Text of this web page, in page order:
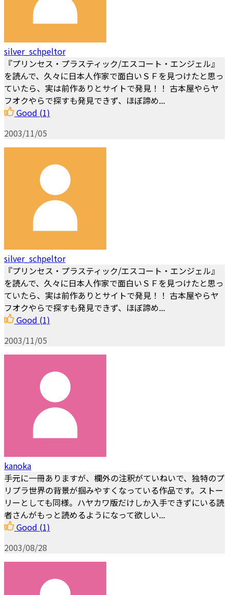
silver_schpeltor
『プリンセス・プラスティック/エスコート・エンジェル』
を読んで、久々に日本人作家で面白いＳＦを見つけたと思っ
ていたら、実は前作ありとサイトで発見！！ 古本屋やらヤ
フオクやらで探すも発見できず、ほぼ諦め...
Good (1)
2003/11/05
silver_schpeltor
『プリンセス・プラスティック/エスコート・エンジェル』
を読んで、久々に日本人作家で面白いＳＦを見つけたと思っ
ていたら、実は前作ありとサイトで発見！！ 古本屋やらヤ
フオクやらで探すも発見できず、ほぼ諦め...
Good (1)
2003/11/05
kanoka
手元に一冊ありますが、欄外の注釈がていねいで、独特のプ
リプラ世界の背景が掴みやすくなっている作品です。ストー
リーとしても同様。ハヤカワ版だけしか入手できずにいる読
者さんがもっと読めるようになって欲しい...
Good (1)
2003/08/28